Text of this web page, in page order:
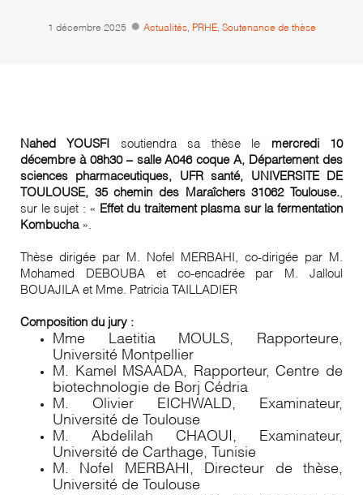
1 décembre 2025 Actualités PRHE, Soutenance de thèse
Nahed YOUSFI soutiendra sa thèse le mercredi 10
décembre à 08h30 – salle A046 coque A , Département des
sciences pharmaceutiques, UFR santé, UNIVERSITE DE
TOULOUSE, 35 chemin des Maraîchers 31062 Toulouse.
sur le sujet : « Effet du traitement plasma sur la fermentation
Kombucha ».
Thèse dirigée par M. Nofel MERBAHI, co-dirigée par M.
Mohamed DEBOUBA et co-encadrée par M. Jalloul
BOUAJILA et Mme. Patricia TAILLADIER
Composition du jury :
Mme Laetitia MOULS, Rapporteure,
Université Montpellier
M. Kamel MSAADA, Rapporteur, Centre de
biotechnologie de Borj Cédria
M. Olivier EICHWALD, Examinateur,
Université de Toulouse
M. Abdelilah CHAOUI, Examinateur,
Université de Carthage, Tunisie
M. Nofel MERBAHI, Directeur de thèse,
Université de Toulouse